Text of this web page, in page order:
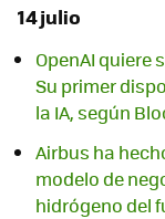
14 julio
OpenAI quiere
Su primer
la IA, según
Airbus ha
modelo de
hidrógeno del